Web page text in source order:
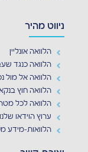
ניווט מהיר
הלוואה אונליין
הלוואה כנגד
הלוואה אל מול
הלוואה חוץ
הלוואה לכל
ערוץ הוידאו שלנו
הלוואות-מידע